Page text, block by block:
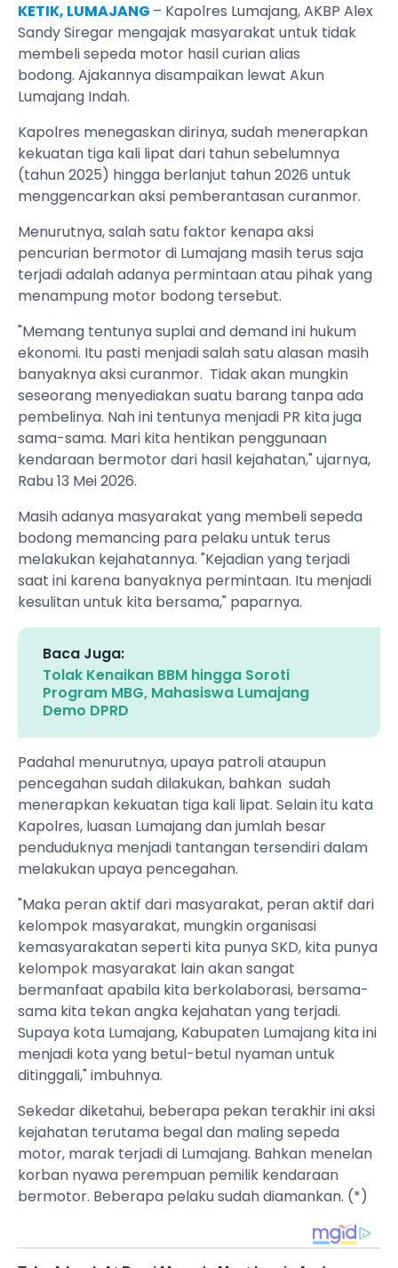
KETIK, LUMAJANG – Kapolres Lumajang, AKBP Alex
Sandy Siregar mengajak masyarakat untuk tidak
membeli sepeda motor hasil curian alias
bodong. Ajakannya disampaikan lewat Akun
Lumajang Indah.
Kapolres menegaskan dirinya, sudah menerapkan
kekuatan tiga kali lipat dari tahun sebelumnya
(tahun 2025) hingga berlanjut tahun 2026 untuk
menggencarkan aksi pemberantasan curanmor.
Menurutnya, salah satu faktor kenapa aksi
pencurian bermotor di Lumajang masih terus saja
terjadi adalah adanya permintaan atau pihak yang
menampung motor bodong tersebut.
"Memang tentunya suplai and demand ini hukum
ekonomi. Itu pasti menjadi salah satu alasan masih
banyaknya aksi curanmor. Tidak akan mungkin
seseorang menyediakan suatu barang tanpa ada
pembelinya. Nah ini tentunya menjadi PR kita juga
sama-sama. Mari kita hentikan penggunaan
kendaraan bermotor dari hasil kejahatan," ujarnya,
Rabu 13 Mei 2026.
Masih adanya masyarakat yang membeli sepeda
bodong memancing para pelaku untuk terus
melakukan kejahatannya. "Kejadian yang terjadi
saat ini karena banyaknya permintaan. Itu menjadi
kesulitan untuk kita bersama," paparnya.
Baca Juga:
Tolak Kenaikan BBM hingga Soroti
Program MBG, Mahasiswa Lumajang
Demo DPRD
Padahal menurutnya, upaya patroli ataupun
pencegahan sudah dilakukan, bahkan sudah
menerapkan kekuatan tiga kali lipat. Selain itu kata
Kapolres, luasan Lumajang dan jumlah besar
penduduknya menjadi tantangan tersendiri dalam
melakukan upaya pencegahan.
"Maka peran aktif dari masyarakat, peran aktif dari
kelompok masyarakat, mungkin organisasi
kemasyarakatan seperti kita punya SKD, kita punya
kelompok masyarakat lain akan sangat
bermanfaat apabila kita berkolaborasi, bersama-
sama kita tekan angka kejahatan yang terjadi.
Supaya kota Lumajang, Kabupaten Lumajang kita ini
menjadi kota yang betul-betul nyaman untuk
ditinggali," imbuhnya.
Sekedar diketahui, beberapa pekan terakhir ini aksi
kejahatan terutama begal dan maling sepeda
motor, marak terjadi di Lumajang. Bahkan menelan
korban nyawa perempuan pemilik kendaraan
bermotor. Beberapa pelaku sudah diamankan. (*)